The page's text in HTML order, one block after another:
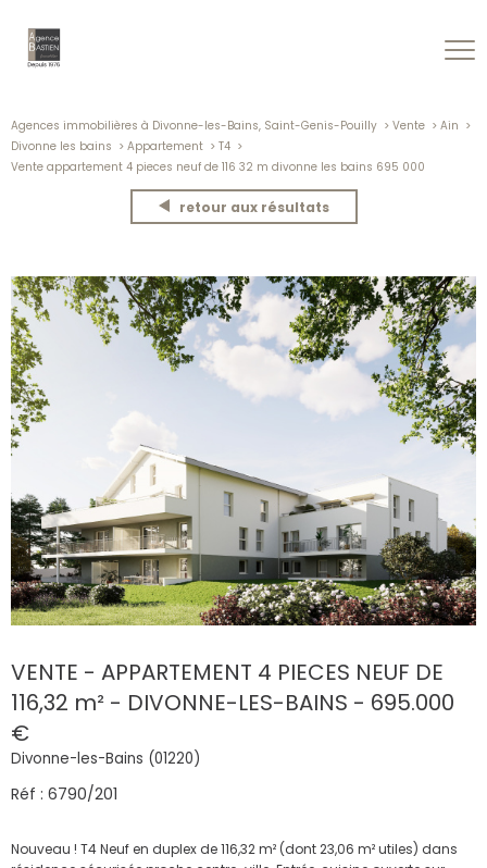
Agences immobilières à Divonne-les-Bains, Saint-Genis-Pouilly Vente
Ain
Divonne les bains
Appartement
T4
Vente appartement 4 pieces neuf de 116 32 m divonne les bains 695 000
retour aux résultats
VENTE - APPARTEMENT 4 PIECES NEUF DE
116,32 m² - DIVONNE-LES-BAINS - 695.000
€
Divonne-les-Bains (01220)
Réf : 6790/201
Nouveau ! T4 Neuf en duplex de 116,32 m² (dont 23,06 m² utiles) dans